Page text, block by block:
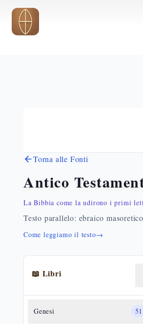
Vai al contenuto principale
Torna alle Fonti
Antico
La Bibbia come la udirono i primi
Testo parallelo: ebraico
Come leggiamo il testo→
📖 Libri
Genesi 51